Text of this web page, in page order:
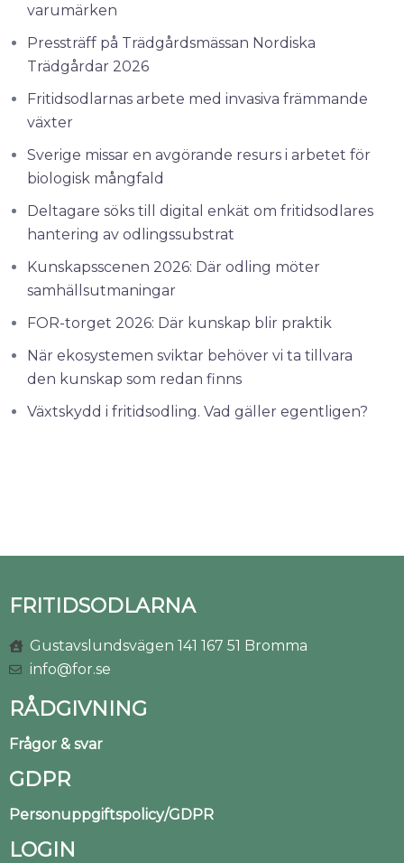
varumärken
Pressträff på Trädgårdsmässan Nordiska
Trädgårdar 2026
Fritidsodlarnas arbete med invasiva främmande
växter
Sverige missar en avgörande resurs i arbetet för
biologisk mångfald
Deltagare söks till digital enkät om fritidsodlares
hantering av odlingssubstrat
Kunskapsscenen 2026: Där odling möter
samhällsutmaningar
FOR-torget 2026: Där kunskap blir praktik
När ekosystemen sviktar behöver vi ta tillvara
den kunskap som redan finns
Växtskydd i fritidsodling. Vad gäller egentligen?
FRITIDSODLARNA
Gustavslundsvägen 141 167 51 Bromma
info@for.se
RÅDGIVNING
Frågor & svar
GDPR
Personuppgiftspolicy/GDPR
LOGIN